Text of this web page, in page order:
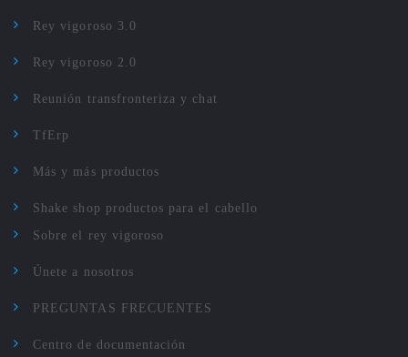
Rey vigoroso 3.0
Rey vigoroso 2.0
Reunión transfronteriza y chat
TfErp
Más y más productos
Shake shop productos para el cabello
Sobre el rey vigoroso
Únete a nosotros
PREGUNTAS FRECUENTES
Centro de documentación